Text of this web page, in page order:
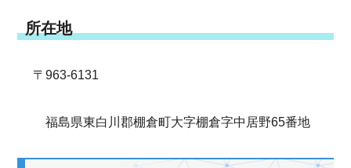
所在地
〒963-6131
福島県東白川郡棚倉町大字棚倉字中居野65番地